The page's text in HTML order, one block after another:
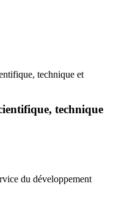
technique et
technique
du développement